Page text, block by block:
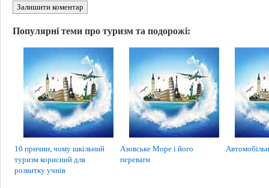
Залишити коментар
Популярні теми про туризм та подорожі:
10 причин, чому шкільний
туризм корисний для
розвитку учнів
Азовське Море і його
переваги